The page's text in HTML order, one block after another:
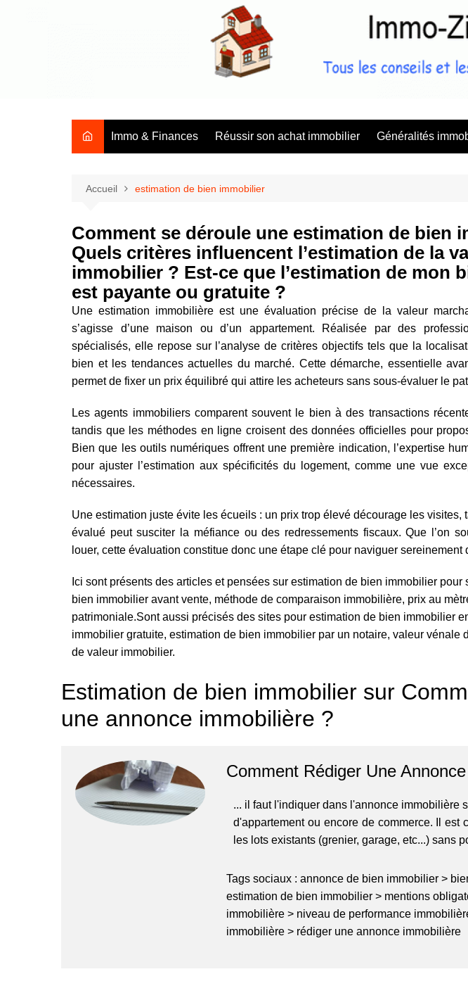
Tous les conseils et les infos sur l'immobilier en général
Immo & Finances Réussir son achat immobilier Généralités
Accueil estimation de bien immobilier
Comment se déroule une estimation de bien
Quels critères influencent l’estimation de la
immobilier ? Est-ce que l’estimation de mon
est payante ou gratuite ?
Une estimation immobilière est une évaluation précise de la valeur
s’agisse d’une maison ou d’un appartement. Réalisée par des
spécialisés, elle repose sur l’analyse de critères objectifs tels que la
bien et les tendances actuelles du marché. Cette démarche, essentielle
permet de fixer un prix équilibré qui attire les acheteurs sans sous-évaluer le
Les agents immobiliers comparent souvent le bien à des transactions
tandis que les méthodes en ligne croisent des données officielles pour
Bien que les outils numériques offrent une première indication, l’expertise
pour ajuster l’estimation aux spécificités du logement, comme une vue
nécessaires.
Une estimation juste évite les écueils : un prix trop élevé décourage les visites,
évalué peut susciter la méfiance ou des redressements fiscaux. Que l’on
louer, cette évaluation constitue donc une étape clé pour naviguer sereinement
Ici sont présents des articles et pensées sur estimation de bien immobilier
bien immobilier avant vente, méthode de comparaison immobilière, prix au
patrimoniale.Sont aussi précisés des sites pour estimation de bien immobilier
immobilier gratuite, estimation de bien immobilier par un notaire, valeur vénale
de valeur immobilier.
Estimation de bien immobilier sur
une annonce immobilière ?
Comment Rédiger Une
... il faut l'indiquer dans l'annonce immobilière
d'appartement ou encore de commerce. Il est
les lots existants (grenier, garage, etc...) sans
Tags sociaux : annonce de bien immobilier >
estimation de bien immobilier > mentions
immobilière > niveau de performance
immobilière > rédiger une annonce immobilière